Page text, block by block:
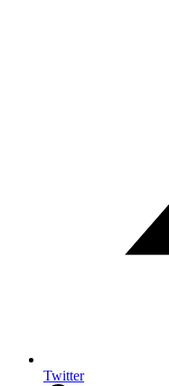
Twitter